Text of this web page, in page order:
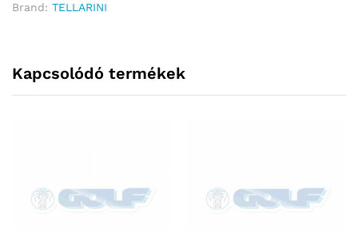
Brand: TELLARINI
Kapcsolódó termékek